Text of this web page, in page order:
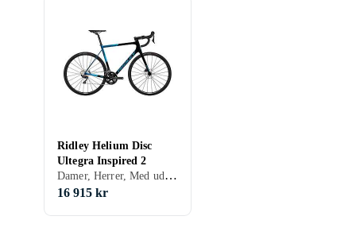
Ridley Helium Disc
Ultegra Inspired 2
Damer, Herrer, Med udveksling, Skivebremse
16 915 kr